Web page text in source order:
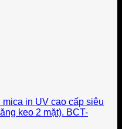
in UV cao cấp siêu
keo 2 mặt). BCT-